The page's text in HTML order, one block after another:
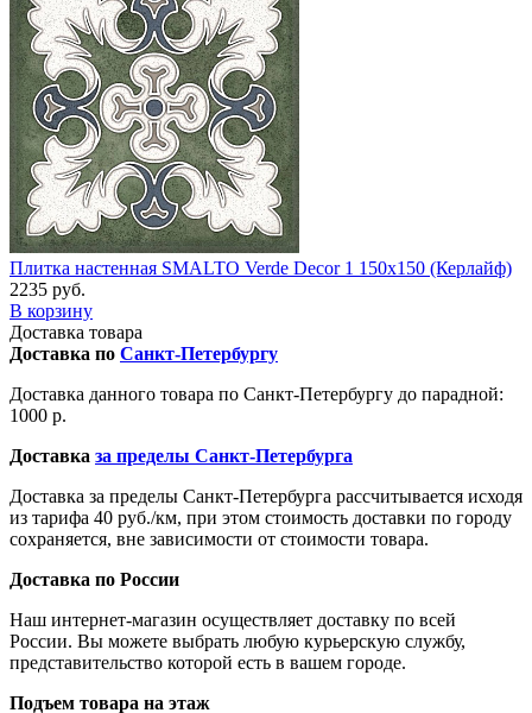
Плитка настенная SMALTO Verde Decor 1 150x150 (Керлайф)
2235 руб.
В корзину
Доставка товара
Доставка по Санкт-Петербургу
Доставка данного товара по Санкт-Петербургу до парадной:
1000 р.
Доставка за пределы Санкт-Петербурга
Доставка за пределы Санкт-Петербурга рассчитывается исходя
из тарифа 40 руб./км, при этом стоимость доставки по городу
сохраняется, вне зависимости от стоимости товара.
Доставка по России
Наш интернет-магазин осуществляет доставку по всей
России. Вы можете выбрать любую курьерскую службу,
представительство которой есть в вашем городе.
Подъем товара на этаж